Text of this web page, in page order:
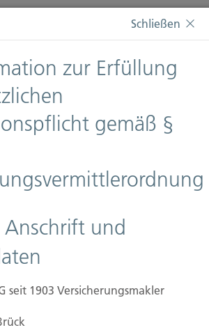
Cookies. Wenn Sie weiterhin
Sie auf unserer SeiteDatenschutz
nicht erneut anzeigen
Schließen
zur Erfüllung
gemäß §
Anschrift und
seit 1903 Versicherungsmakler